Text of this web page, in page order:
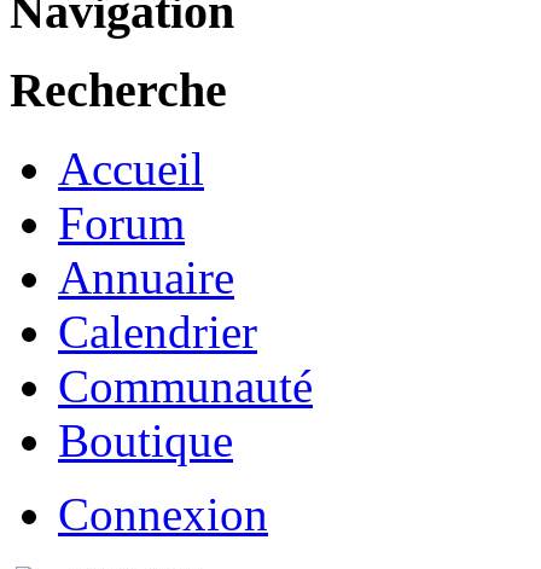
Navigation
Recherche
Accueil
Forum
Annuaire
Calendrier
Communauté
Boutique
Connexion